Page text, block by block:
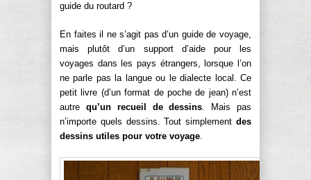
guide du routard ?
En faites il ne s’agit pas d’un guide de voyage,
mais plutôt d’un support d’aide pour les
voyages dans les pays étrangers, lorsque l’on
ne parle pas la langue ou le dialecte local. Ce
petit livre (d’un format de poche de jean) n’est
autre qu’un recueil de dessins. Mais pas
n’importe quels dessins. Tout simplement des
dessins utiles pour votre voyage.